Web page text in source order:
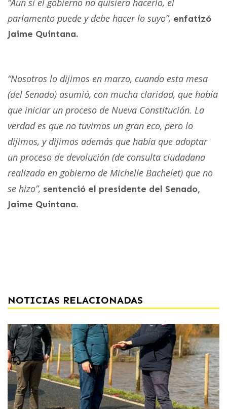
parlamento puede y debe hacer lo suyo”, enfatizó
Jaime Quintana.
“Nosotros lo dijimos en marzo, cuando esta mesa
(del Senado) asumió, con mucha claridad, que había
que iniciar un proceso de Nueva Constitución. La
verdad es que no tuvimos un gran eco, pero lo
dijimos, y dijimos además que había que adoptar
un proceso de devolución (de consulta ciudadana
realizada en gobierno de Michelle Bachelet) que no
se hizo”, sentenció el presidente del Senado,
Jaime Quintana.
NOTICIAS RELACIONADAS